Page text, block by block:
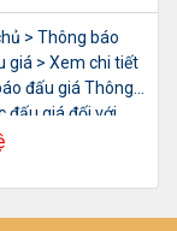
báo
chi tiết
đấu giá Thông
đấu giá đối với
tài sản: Máy
Công ty Cổ phần
69-1